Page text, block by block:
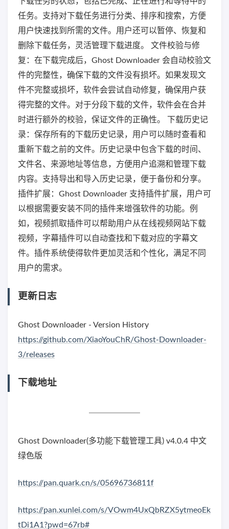
任务。支持对下载任务进行分类、排序和搜索，方便
用户快速找到所需的文件。用户还可以暂停、恢复和
删除下载任务，灵活管理下载进度。 文件校验与修
复：在下载完成后，Ghost Downloader 会自动校验文
件的完整性，确保下载的文件没有损坏。如果发现文
件不完整或损坏，软件会尝试自动修复，确保用户获
得完整的文件。对于分段下载的文件，软件会在合并
时进行额外的校验，保证文件的正确性。 下载历史记
录：保存所有的下载历史记录，用户可以随时查看和
重新下载之前的文件。历史记录中包含下载的时间、
文件名、来源地址等信息，方便用户追溯和管理下载
内容。支持导出和导入历史记录，便于备份和分享。
插件扩展：Ghost Downloader 支持插件扩展，用户可
以根据需要安装不同的插件来增强软件的功能。例
如，视频抓取插件可以帮助用户从在线视频网站下载
视频，字幕插件可以自动查找和下载对应的字幕文
件。插件系统使得软件更加灵活和个性化，满足不同
用户的需求。
更新日志
Ghost Downloader - Version History
https://github.com/XiaoYouChR/Ghost-Downloader-
3/releases
下载地址
Ghost Downloader(多功能下载管理工具) v4.0.4 中文
绿色版
https://pan.quark.cn/s/05696736811f
https://pan.xunlei.com/s/VOwm4UxQbRZX5ytmeoEk
tDi1A1?pwd=67rb#